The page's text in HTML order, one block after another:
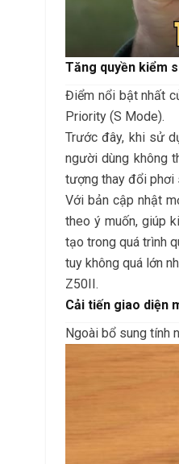
Tăng quyền kiểm
Điểm nổi bật nhất
Priority (S Mode).
Trước đây, khi sử
người dùng không
tượng thay đổi phơi
Với bản cập nhật
theo ý muốn, giúp
tạo trong quá trình
tuy không quá lớn
Z50II.
Cải tiến giao diện
Ngoài bổ sung tính